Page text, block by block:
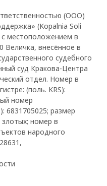
(ООО)
(Kopalnia Soli
с местоположением в
Величка, внесённое в
судебного
суд Кракова-Центра
отдел. Номер в
(поль. KRS):
номер
6831705025; размер
злотых; номер в
народного